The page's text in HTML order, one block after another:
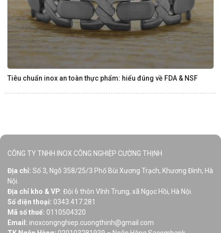
Tiêu chuẩn inox an toàn thực phẩm: hiểu đúng về FDA & NSF
CÔNG TY TNHH INOX CÔNG NGHIỆP CƯỜNG THỊNH
Địa chỉ: Số 3, Ngõ 358/25/3 Phố Bùi Xương Trạch, Khương Đình, Hà
Nội.
Địa chỉ kho & VP: Đội 6 thôn Vĩnh Trung, xã Ngọc Hồi, Hà Nội.
Số điện thoại: 0343.417.281
Mã số thuế: 0110504320
Email: inoxcongnghiep.cuongthinh@gmail.com